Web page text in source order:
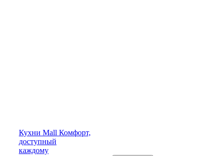
Кухни Mall Комфорт,
доступный
каждому